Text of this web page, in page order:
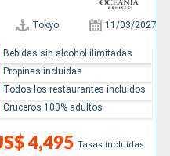
Tokyo 11/03/2027
4,495 Tasas incluidas
Bebidas sin alcohol ilimitadas
Propinas incluidas
Todos los restaurantes incluidos
Cruceros 100% adultos